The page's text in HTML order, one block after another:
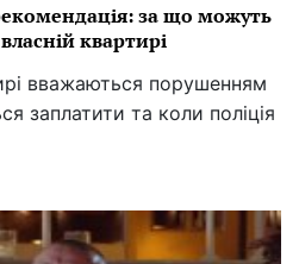
за що можуть
квартирі
вважаються порушенням
заплатити та коли поліція